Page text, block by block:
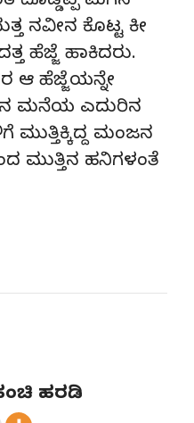
ನವೀನ ಕೊಟ್ಟ ಕೀ
ಹೆಜ್ಜೆ ಹಾಕಿದರು.
ಆ ಹೆಜ್ಜೆಯನ್ನೇ
ಮನೆಯ ಎದುರಿನ
ಮುತ್ತಿಕ್ಕಿದ್ದ ಮಂಜನ
ಮುತ್ತಿನ ಹನಿಗಳಂತೆ
ಹರಡಿ